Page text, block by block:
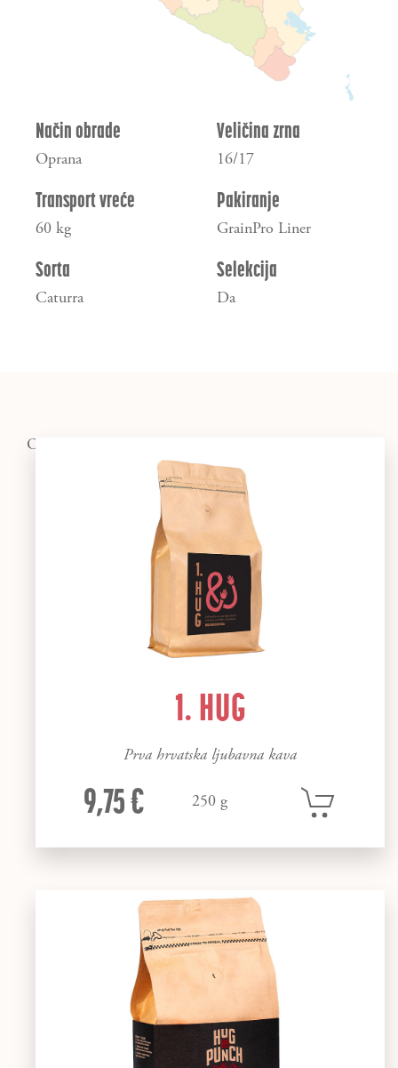
Način obrade
Oprana
Veličina zrna
16/17
Transport vreće
60 kg
Pakiranje
GrainPro Liner
Sorta
Caturra
Selekcija
Da
OSTALI @HOME BLENDOVI
1. HUG
Prva hrvatska ljubavna kava
9,75 € 250 g